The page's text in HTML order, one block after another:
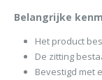
Belangrijke
Het product
De zitting
Bevestigd met